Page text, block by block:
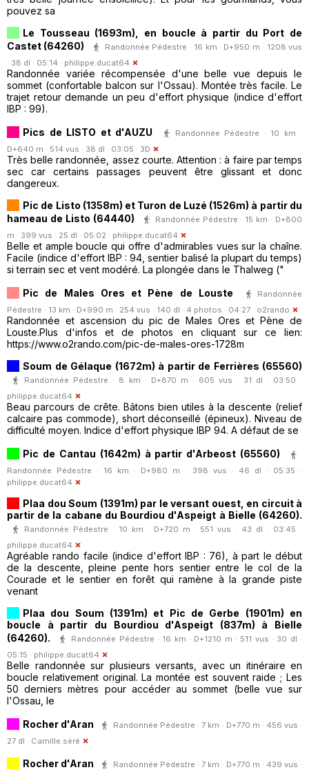
pouvez sa
Le Tousseau (1693m), en boucle à partir du Port de
Castet (64260)
Randonnée Pédestre · 16 km · D+950 m · 1208 vus
· 38 dl · 05:14 · philippe.ducat64
Randonnée variée récompensée d'une belle vue depuis le
sommet (confortable balcon sur l'Ossau). Montée très facile. Le
trajet retour demande un peu d'effort physique (indice d'effort
IBP : 99).
Pics de LISTO et d'AUZU
Randonnée Pédestre · 10 km ·
D+640 m · 514 vus · 38 dl · 03:05 · 3D
Très belle randonnée, assez courte. Attention : à faire par temps
sec car certains passages peuvent être glissant et donc
dangereux.
Pic de Listo (1358m) et Turon de Luzé (1526m) à partir du
hameau de Listo (64440)
Randonnée Pédestre · 15 km · D+800
m · 399 vus · 25 dl · 05:02 · philippe.ducat64
Belle et ample boucle qui offre d'admirables vues sur la chaîne.
Facile (indice d'effort IBP : 94, sentier balisé la plupart du temps)
si terrain sec et vent modéré. La plongée dans le Thalweg ("
Pic de Males Ores et Pène de Louste
Randonnée
Pédestre · 13 km · D+990 m · 254 vus · 140 dl · 4 photos · 04:27 · o2rando
Randonnée et ascension du pic de Males Ores et Pène de
Louste.Plus d'infos et de photos en cliquant sur ce lien:
https://www.o2rando.com/pic-de-males-ores-1728m
Soum de Gélaque (1672m) à partir de Ferrières (65560)
Randonnée Pédestre · 8 km · D+870 m · 605 vus · 31 dl · 03:50 ·
philippe.ducat64
Beau parcours de crête. Bâtons bien utiles à la descente (relief
calcaire pas commode), short déconseillé (épineux). Niveau de
difficulté moyen. Indice d'effort physique IBP 94. A défaut de se
Pic de Cantau (1642m) à partir d'Arbeost (65560)
Randonnée Pédestre · 16 km · D+980 m · 398 vus · 46 dl · 05:35 ·
philippe.ducat64
Plaa dou Soum (1391m) par le versant ouest, en circuit à
partir de la cabane du Bourdiou d'Aspeigt à Bielle (64260).
Randonnée Pédestre · 10 km · D+720 m · 551 vus · 43 dl · 03:45 ·
philippe.ducat64
Agréable rando facile (indice d'effort IBP : 76), à part le début
de la descente, pleine pente hors sentier entre le col de la
Courade et le sentier en forêt qui ramène à la grande piste
venant
Plaa dou Soum (1391m) et Pic de Gerbe (1901m) en
boucle à partir du Bourdiou d'Aspeigt (837m) à Bielle
(64260).
Randonnée Pédestre · 16 km · D+1210 m · 511 vus · 30 dl ·
05:15 · philippe.ducat64
Belle randonnée sur plusieurs versants, avec un itinéraire en
boucle relativement original. La montée est souvent raide ; Les
50 derniers mètres pour accéder au sommet (belle vue sur
l'Ossau, le
Rocher d'Aran
Randonnée Pédestre · 7 km · D+770 m · 456 vus ·
27 dl · Camille.séré
Rocher d'Aran
Randonnée Pédestre · 7 km · D+770 m · 439 vus ·